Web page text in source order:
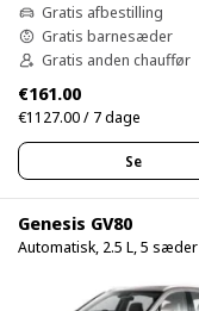
Gratis afbestilling
Gratis barnesæder
Gratis anden chauffør
€161.00
€1127.00 / 7 dage
Se
Genesis GV80
Automatisk, 2.5 L, 5 sæder